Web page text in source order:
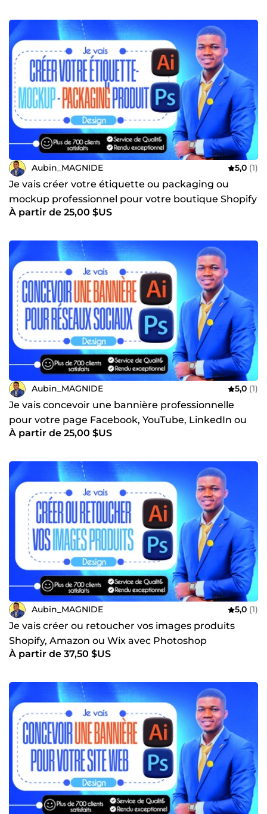
Aubin_MAGNIDE 5,0 (1)
Je vais créer votre étiquette ou packaging ou
mockup professionnel pour votre boutique Shopify
ou Wix
À partir de 25,00 $US
Aubin_MAGNIDE 5,0 (1)
Je vais concevoir une bannière professionnelle
pour votre page Facebook, YouTube, LinkedIn ou
Twitter
À partir de 25,00 $US
Aubin_MAGNIDE 5,0 (1)
Je vais créer ou retoucher vos images produits
Shopify, Amazon ou Wix avec Photoshop
À partir de 37,50 $US